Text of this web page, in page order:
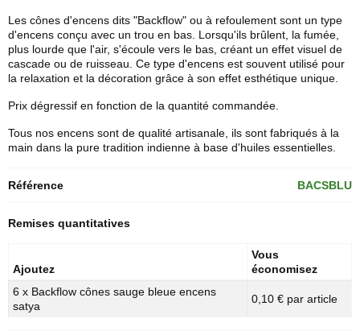
Les cônes d'encens dits "Backflow" ou à refoulement sont un type
d'encens conçu avec un trou en bas. Lorsqu'ils brûlent, la fumée,
plus lourde que l'air, s'écoule vers le bas, créant un effet visuel de
cascade ou de ruisseau. Ce type d'encens est souvent utilisé pour
la relaxation et la décoration grâce à son effet esthétique unique.
Prix dégressif en fonction de la quantité commandée.
Tous nos encens sont de qualité artisanale, ils sont fabriqués à la
main dans la pure tradition indienne à base d'huiles essentielles.
Référence BACSBLU
Remises quantitatives
Ajoutez
Vous
économisez
6 x Backflow cônes sauge bleue encens
satya
0,10 € par article